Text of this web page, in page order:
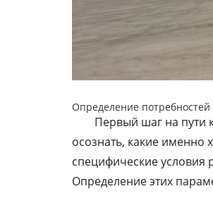
Определение
Первый шаг на пути
осознать, какие именно
специфические условия
Определение этих